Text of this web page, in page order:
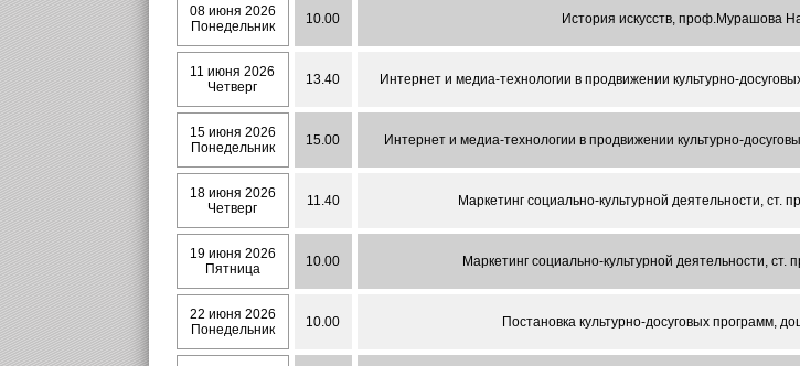
08 июня 2026
Понедельник
10.00 История искусств, проф.Мурашова
11 июня 2026
Четверг
13.40 Интернет и медиа-технологии в продвижении культурно-
15 июня 2026
Понедельник
15.00 Интернет и медиа-технологии в продвижении культурно-
18 июня 2026
Четверг
11.40 Маркетинг социально-культурной деятельности,
19 июня 2026
Пятница
10.00 Маркетинг социально-культурной деятельности,
22 июня 2026
Понедельник
10.00 Постановка культурно-досуговых программ,